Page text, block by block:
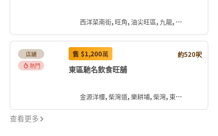
查看更多
西洋菜南街, 旺角, 油尖旺區, 九龍, 香港, 中国
店舖
熱門
售 $1,200萬 約520呎
東區馳名飲食旺舖
金源洋樓, 柴灣道, 樂耕埔, 柴灣, 東區, 香港島, 香港, 中国